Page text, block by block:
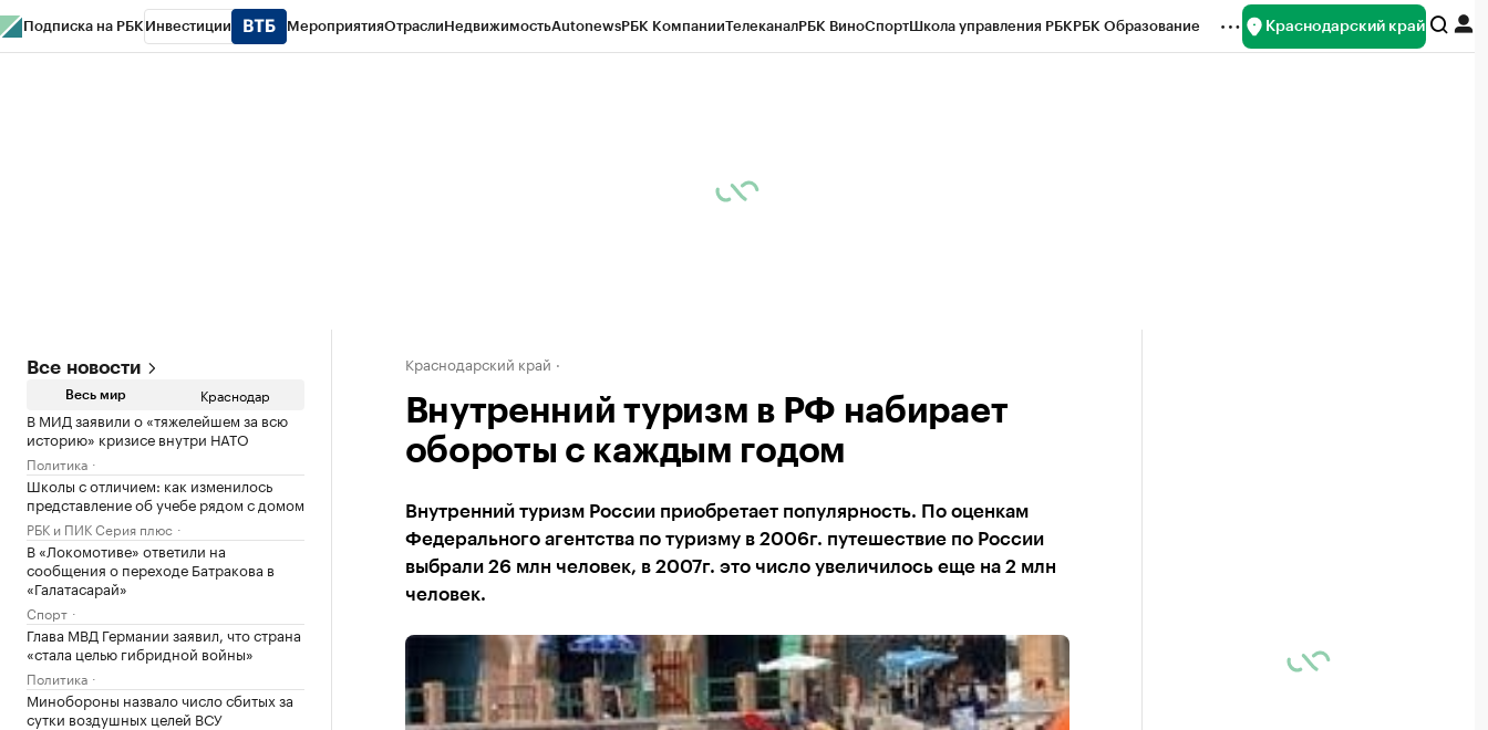
Подписка на РБК Инвестиции МероприятияОтраслиНедвижимостьAutonewsРБК КомпанииТелеканалРБК ВиноСпортШкола управления РБКРБК Образование Краснодарский край
Все новости
Весь мир Краснодар
В МИД заявили о «тяжелейшем за всю
историю» кризисе внутри НАТО
Политика
Школы с отличием: как изменилось
представление об учебе рядом с домом
РБК и ПИК Серия плюс
В «Локомотиве» ответили на
сообщения о переходе Батракова в
«Галатасарай»
Спорт
Глава МВД Германии заявил, что страна
«стала целью гибридной войны»
Политика
Минобороны назвало число сбитых за
сутки воздушных целей ВСУ
Краснодарский край
Внутренний туризм в РФ набирает
обороты с каждым годом
Внутренний туризм России приобретает популярность. По оценкам
Федерального агентства по туризму в 2006г. путешествие по России
выбрали 26 млн человек, в 2007г. это число увеличилось еще на 2 млн
человек.